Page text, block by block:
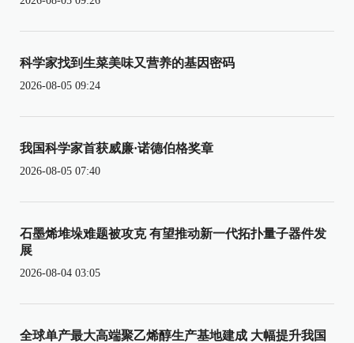
科学家找到生菜美味又营养的基因密码
2026-08-05 09:24
我国科学家首获威廉·诺德伯格奖章
2026-08-05 07:40
石墨烯堆垛难题被攻克 有望推动新一代拓扑量子器件发
展
2026-08-04 03:05
全球单产最大高端聚乙烯醇生产基地建成 大幅提升我国